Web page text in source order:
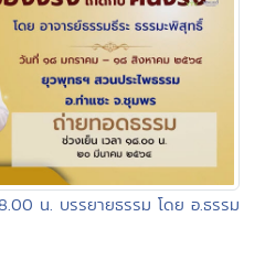
น. บรรยายธรรม โดย อ.ธรรม